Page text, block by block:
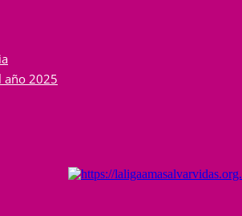
año 2025
aguda que es
se refiere a la ictericia que
otras fiebres hemorrágicas
impacto y alta amenaza,
Grandes epidemias de